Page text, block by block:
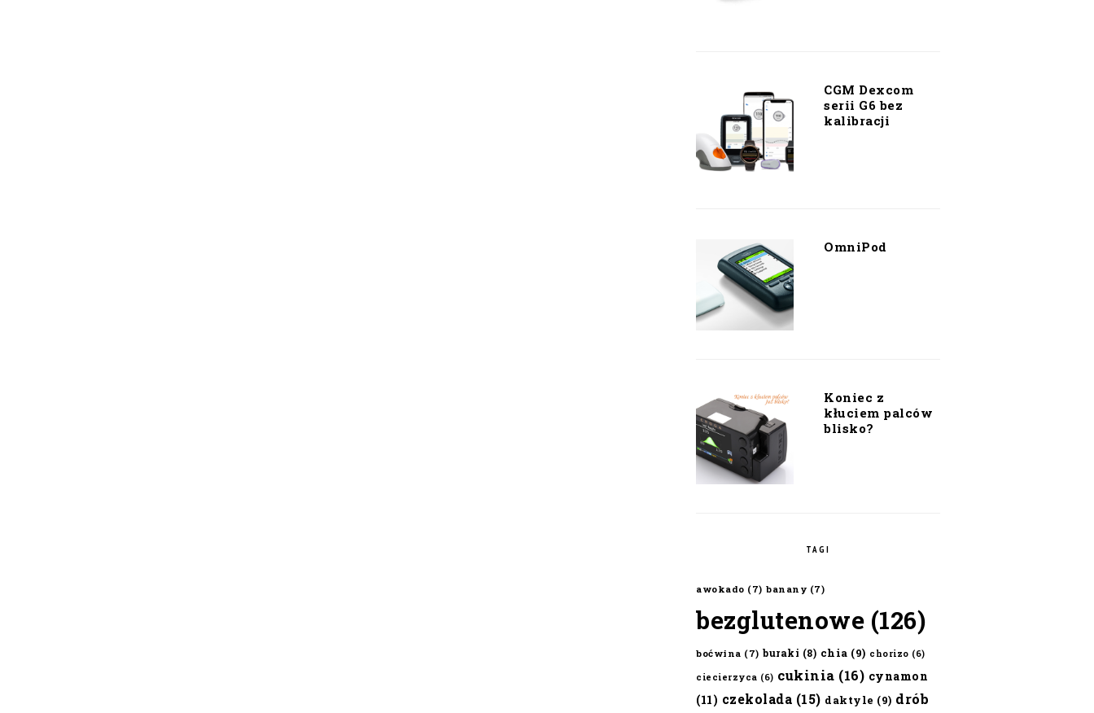
CGM Dexcom
serii G6 bez
kalibracji
OmniPod
Koniec z
kłuciem palców
blisko?
TAGI
awokado (7) banany (7)
bezglutenowe (126)
boćwina (7) buraki (8) chia (9) chorizo (6)
ciecierzyca (6) cukinia (16) cynamon
(11) czekolada (15) daktyle (9) drób